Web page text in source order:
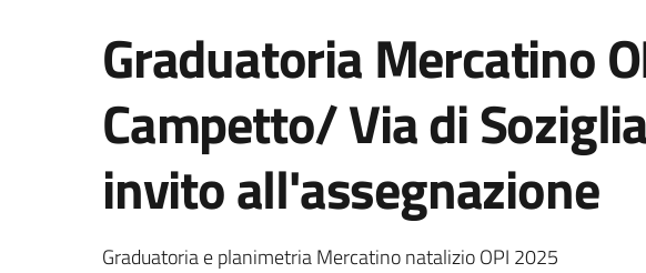
Graduatoria Mercatino
Campetto/ Via di
invito all'assegnazione
Graduatoria e planimetria Mercatino natalizio OPI 2025